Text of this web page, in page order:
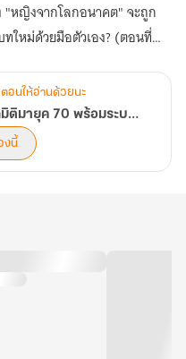
"หญิงจากโลกอนาคต" จะถูก
ทใหม่ด้วยมือตัวเอง? (ตอนที่
อนให้อ่านด้วยนะ
[จบ] แพทย์สาวในวันสิ้นโลก ทะลุมิติมายุค 70 พร้อมระบบมิติพิเศษ
งนี้